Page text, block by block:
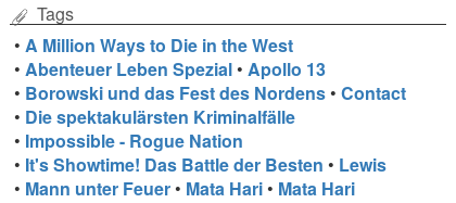
Tags
•A Million Ways to Die in the West
•Abenteuer Leben Spezial •Apollo 13
• Borowski und das Fest des Nordens •Contact
• Die spektakulärsten Kriminalfälle
• Impossible - Rogue Nation
• It's Showtime! Das Battle der Besten • Lewis
• Mann unter Feuer • Mata Hari • Mata Hari